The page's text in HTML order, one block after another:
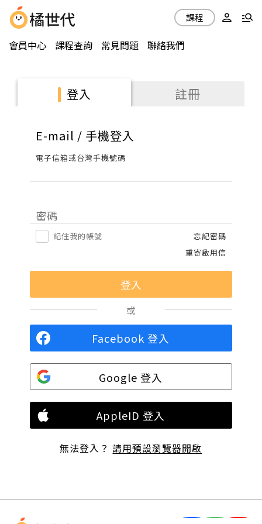
會員中心 課程查詢 常見問題 聯絡我們
課程
登入 註冊
E-mail / 手機登入
電子信箱或台灣手機號碼
密碼
記住我的帳號
忘記密碼
重寄啟用信
或
Facebook 登入
Google 登入
AppleID 登入
無法登入？請用預設瀏覽器開啟